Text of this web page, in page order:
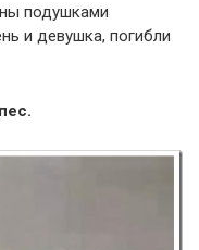
подушками
и девушка, погибли